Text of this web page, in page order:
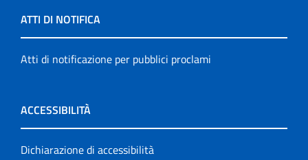
ATTI DI NOTIFICA
Atti di notificazione per pubblici proclami
ACCESSIBILITÀ
Dichiarazione di accessibilità